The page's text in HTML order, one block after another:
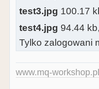
test3.jpg 100.17
test4.jpg 94.44
Tylko zalogowani
www.mq-workshop.pl